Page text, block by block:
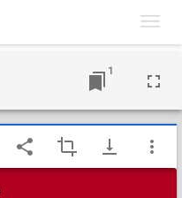
1